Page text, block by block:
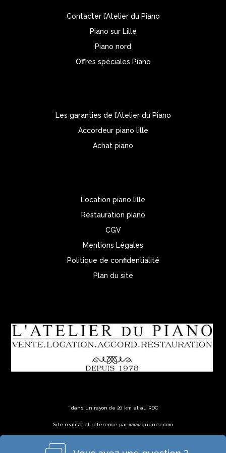
Contacter l’Atelier du Piano
Piano sur Lille
Piano nord
Offres spéciales Piano
Les garanties de l’Atelier du Piano
Accordeur piano lille
Achat piano
Location piano lille
Restauration piano
CGV
Mentions Légales
Politique de confidentialité
Plan du site
* dans un rayon de 20 km et au RDC
Site réalisé et référencé par www.guenez.com